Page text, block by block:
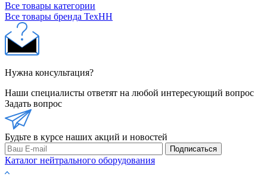
Все товары категории
Все товары бренда ТехНН
Нужна консультация?
Наши специалисты ответят на любой интересующий вопрос
Задать вопрос
Будьте в курсе наших акций и новостей
Подписаться
Каталог нейтрального оборудования